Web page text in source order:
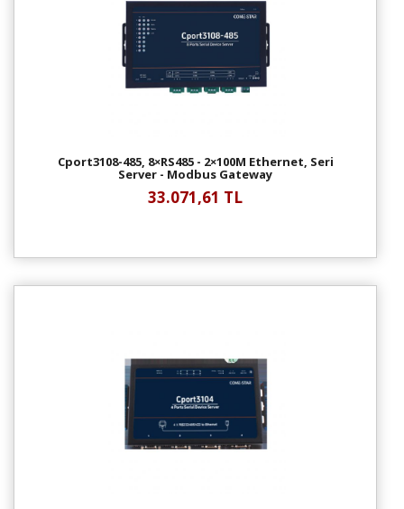
Cport3108-485, 8×RS485 - 2×100M Ethernet, Seri
Server - Modbus Gateway
33.071,61 TL